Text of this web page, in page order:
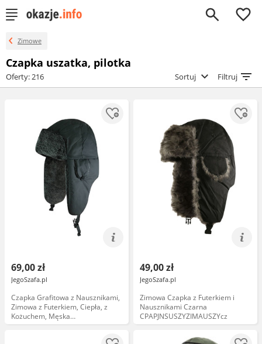
0
Zimowe
Czapka uszatka, pilotka
Oferty: 216 Sortuj Filtruj
69,00 zł
JegoSzafa.pl
Czapka Grafitowa z Nausznikami,
Zimowa z Futerkiem, Ciepła, z
Kożuchem, Męska
CPAJARUSZANKAAWUD036graf58
49,00 zł
JegoSzafa.pl
Zimowa Czapka z Futerkiem i
Nausznikami Czarna
CPAPJNSUSZYZIMAUSZYcz